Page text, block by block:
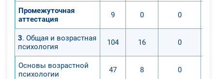
Промежуточная
аттестация
9 0 0
3. Общая и возрастная
психология
104 16 0
Основы возрастной
психологии
47 8 0